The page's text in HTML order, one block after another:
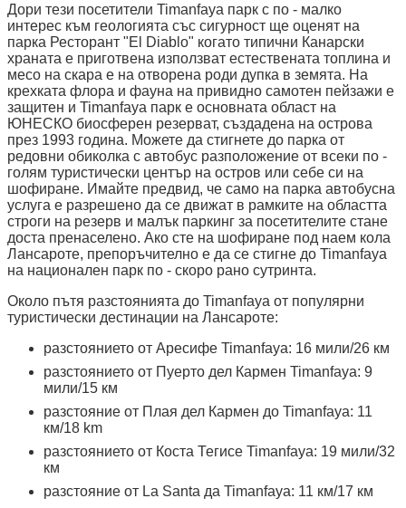
Дори тези посетители Timanfaya парк с по - малко
интерес към геологията със сигурност ще оценят на
парка Ресторант "El Diablo" когато типични Канарски
храната е приготвена използват естествената топлина и
месо на скара е на отворена роди дупка в земята. На
крехката флора и фауна на привидно самотен пейзажи е
защитен и Timanfaya парк е основната област на
ЮНЕСКО биосферен резерват, създадена на острова
през 1993 година. Можете да стигнете до парка от
редовни обиколка с автобус разположение от всеки по -
голям туристически център на остров или себе си на
шофиране. Имайте предвид, че само на парка автобусна
услуга е разрешено да се движат в рамките на областта
строги на резерв и малък паркинг за посетителите стане
доста пренаселено. Ако сте на шофиране под наем кола
Лансароте, препоръчително е да се стигне до Timanfaya
на национален парк по - скоро рано сутринта.
Около пътя разстоянията до Timanfaya от популярни
туристически дестинации на Лансароте:
разстоянието от Аресифе Timanfaya: 16 мили/26 км
разстоянието от Пуерто дел Кармен Timanfaya: 9
мили/15 км
разстояние от Плая дел Кармен до Timanfaya: 11
км/18 km
разстоянието от Коста Тегисе Timanfaya: 19 мили/32
км
разстояние от La Santa да Timanfaya: 11 км/17 км